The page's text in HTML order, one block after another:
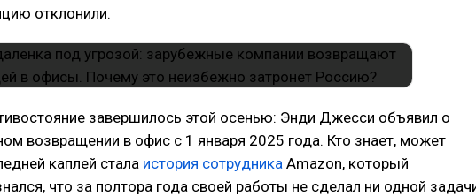
отклонили.
завершилось этой осенью: Энди Джесси объявил о
возвращении в офис с 1 января 2025 года. Кто знает, может
каплей стала история сотрудника Amazon, который
что за полтора года своей работы не сделал ни одной